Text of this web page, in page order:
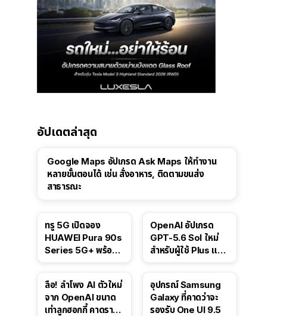
อัปเดตล่าสุด
Google Maps อัปเกรด Ask Maps ให้ทำงาน
หลายขั้นตอนได้ เช่น สั่งอาหาร, ติดตามขนส่ง
สาธารณะ
ทรู 5G เปิดจอง
HUAWEI Pura 90s
Series 5G+ พร้อม
OpenAI อัปเกรด
GPT-5.6 Sol ใหม่
สำหรับผู้ใช้ Plus และ
ลือ! ลำโพง AI ตัวใหม่
จาก OpenAI ขนาด
เท่าลูกฮอกกี้ คาดราคา
อุปกรณ์ Samsung
Galaxy ที่คาดว่าจะ
รองรับ One UI 9.5